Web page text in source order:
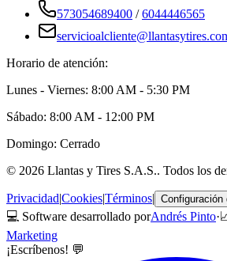
573054689400 /6044446565
Horario de atención:
Lunes - Viernes: 8:00 AM - 5:30 PM
Sábado: 8:00 AM - 12:00 PM
Domingo: Cerrado
© 2026 Llantas y Tires S.A.S.. Todos los
Privacidad|Cookies|Términos| Configuración
💻 Software desarrollado porAndrés Pinto·
Marketing
¡Escríbenos! 💬